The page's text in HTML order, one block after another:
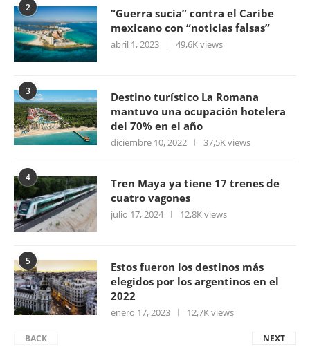
2
“Guerra sucia” contra el Caribe
mexicano con “noticias falsas”
abril 1, 2023 49,6K views
3
Destino turístico La Romana
mantuvo una ocupación hotelera
del 70% en el año
diciembre 10, 2022 37,5K views
4
Tren Maya ya tiene 17 trenes de
cuatro vagones
julio 17, 2024 12,8K views
5
Estos fueron los destinos más
elegidos por los argentinos en el
2022
enero 17, 2023 12,7K views
BACK NEXT